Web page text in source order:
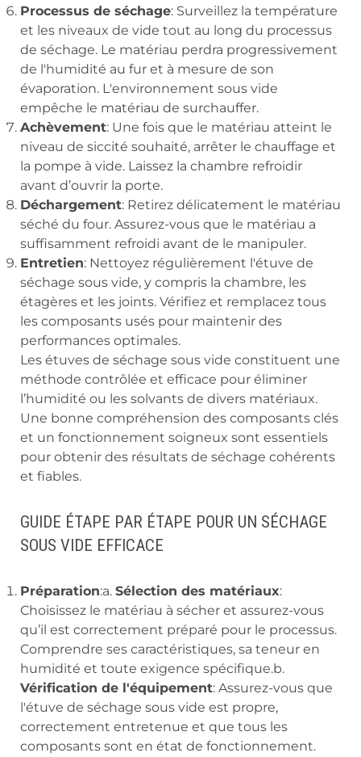
Processus de séchage: Surveillez la température
et les niveaux de vide tout au long du processus
de séchage. Le matériau perdra progressivement
de l'humidité au fur et à mesure de son
évaporation. L'environnement sous vide
empêche le matériau de surchauffer.
Achèvement: Une fois que le matériau atteint le
niveau de siccité souhaité, arrêter le chauffage et
la pompe à vide. Laissez la chambre refroidir
avant d’ouvrir la porte.
Déchargement: Retirez délicatement le matériau
séché du four. Assurez-vous que le matériau a
suffisamment refroidi avant de le manipuler.
Entretien: Nettoyez régulièrement l'étuve de
séchage sous vide, y compris la chambre, les
étagères et les joints. Vérifiez et remplacez tous
les composants usés pour maintenir des
performances optimales.
Les étuves de séchage sous vide constituent une
méthode contrôlée et efficace pour éliminer
l’humidité ou les solvants de divers matériaux.
Une bonne compréhension des composants clés
et un fonctionnement soigneux sont essentiels
pour obtenir des résultats de séchage cohérents
et fiables.
GUIDE ÉTAPE PAR ÉTAPE POUR UN SÉCHAGE
SOUS VIDE EFFICACE
Préparation:a. Sélection des matériaux:
Choisissez le matériau à sécher et assurez-vous
qu’il est correctement préparé pour le processus.
Comprendre ses caractéristiques, sa teneur en
humidité et toute exigence spécifique.b.
Vérification de l'équipement: Assurez-vous que
l'étuve de séchage sous vide est propre,
correctement entretenue et que tous les
composants sont en état de fonctionnement.